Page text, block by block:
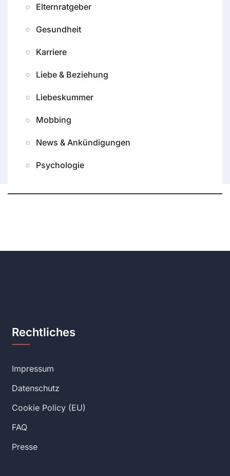
Elternratgeber
Gesundheit
Karriere
Liebe & Beziehung
Liebeskummer
Mobbing
News & Ankündigungen
Psychologie
Rechtliches
Impressum
Datenschutz
Cookie Policy (EU)
FAQ
Presse